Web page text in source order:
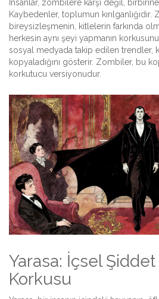
İnsanlar, zombilere karşı değil, birbirine
Kaybedenler, toplumun kırılganlığıdır.
bireysizleşmenin, kitlelerin farkında
herkesin aynı şeyi yapmanın
sosyal medyada takip edilen trendler,
kopyaladığını gösterir. Zombiler, bu
korkutucu versiyonudur.
Yarasa: İçsel
Korkusu